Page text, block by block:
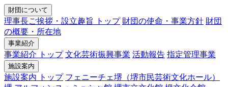
財団について
理事長ご挨拶・設立趣旨 トップ 財団の使命・事業方針 財団
の概要・所在地
事業紹介
事業紹介 トップ 文化芸術振興事業 活動報告 指定管理事業
施設案内
施設案内 トップ フェニーチェ堺（堺市民芸術文化ホール）